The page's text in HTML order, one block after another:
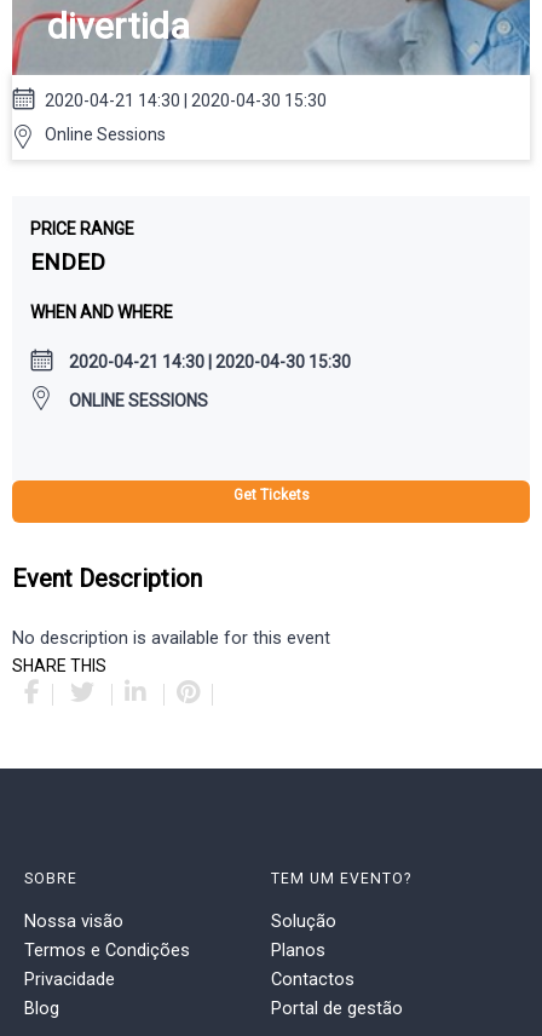
divertida
2020-04-21 14:30 | 2020-04-30 15:30
Online Sessions
PRICE RANGE
ENDED
WHEN AND WHERE
2020-04-21 14:30 | 2020-04-30 15:30
ONLINE SESSIONS
Get Tickets
Event Description
No description is available for this event
SHARE THIS
SOBRE
Nossa visão
Termos e Condições
Privacidade
Blog
TEM UM EVENTO?
Solução
Planos
Contactos
Portal de gestão